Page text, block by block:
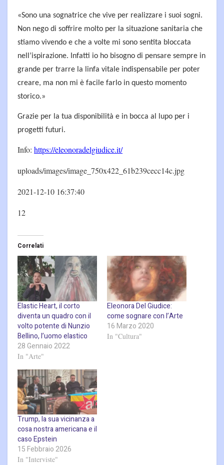
«Sono una sognatrice che vive per realizzare i suoi sogni.
Non nego di soffrire molto per la situazione sanitaria che
stiamo vivendo e che a volte mi sono sentita bloccata
nell’ispirazione. Infatti io ho bisogno di pensare sempre in
grande per trarre la linfa vitale indispensabile per poter
creare, ma non mi è facile farlo in questo momento
storico.»
Grazie per la tua disponibilità e in bocca al lupo per i
progetti futuri.
Info: https://eleonoradelgiudice.it/
uploads/images/image_750x422_61b239cecc14c.jpg
2021-12-10 16:37:40
12
Correlati
Elastic Heart, il corto
diventa un quadro con il
volto potente di Nunzio
Bellino, l’uomo elastico
28 Gennaio 2022
In "Arte"
Eleonora Del Giudice:
come sognare con l’Arte
16 Marzo 2020
In "Cultura"
Trump, la sua vicinanza a
cosa nostra americana e il
caso Epstein
15 Febbraio 2026
In "Interviste"